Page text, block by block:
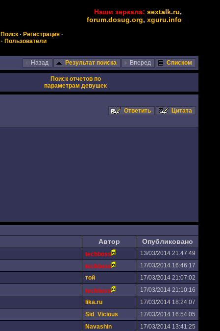
Наши зеркала: sextalk.ru,
forum.dosug.org, xguru.info
Поиск· Регистрация·
· Пользователи
Назад Результат поиска Вперед Списком
Поиск отчетов по
параметрам девушек
Ответить Цитата
Автор Опубликовано
techboss
13/03/2014 21:47:49
techboss
17/03/2014 16:46:17
тoй
17/03/2014 21:07:02
techboss
17/03/2014 21:10:16
lika.ru
17/03/2014 18:24:07
Sid_Vicious
17/03/2014 16:54:05
Navashin
17/03/2014 13:41:25